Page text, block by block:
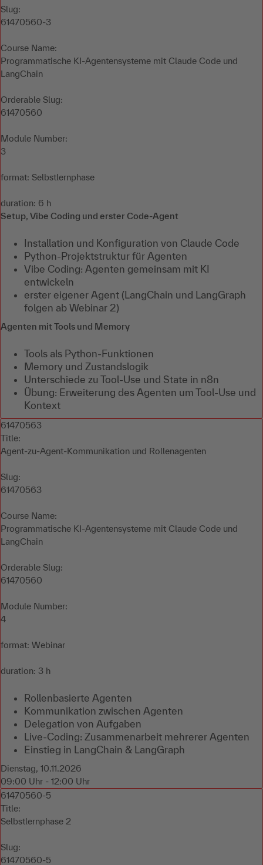
Slug:
61470560-3
Course Name:
Programmatische KI-Agentensysteme mit Claude Code und
LangChain
Orderable Slug:
61470560
Module Number:
3
format: Selbstlernphase
duration: 6 h
Setup, Vibe Coding und erster Code-Agent
Installation und Konfiguration von Claude Code
Python-Projektstruktur für Agenten
Vibe Coding: Agenten gemeinsam mit KI
entwickeln
erster eigener Agent (LangChain und LangGraph
folgen ab Webinar 2)
Agenten mit Tools und Memory
Tools als Python-Funktionen
Memory und Zustandslogik
Unterschiede zu Tool-Use und State in n8n
Übung: Erweiterung des Agenten um Tool-Use und
Kontext
61470563
Title:
Agent-zu-Agent-Kommunikation und Rollenagenten
Slug:
61470563
Course Name:
Programmatische KI-Agentensysteme mit Claude Code und
LangChain
Orderable Slug:
61470560
Module Number:
4
format: Webinar
duration: 3 h
Rollenbasierte Agenten
Kommunikation zwischen Agenten
Delegation von Aufgaben
Live-Coding: Zusammenarbeit mehrerer Agenten
Einstieg in LangChain & LangGraph
Dienstag, 10.11.2026
09:00 Uhr - 12:00 Uhr
61470560-5
Title:
Selbstlernphase 2
Slug:
61470560-5